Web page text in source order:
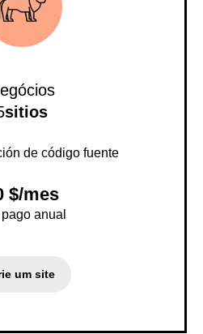
sitios
de código fuente
$/mes
anual
um site